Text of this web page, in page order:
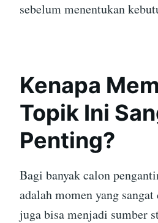
sebelum menentukan
Kenapa
Topik Ini
Penting?
Bagi banyak calon
adalah momen yang
juga bisa menjadi sumber